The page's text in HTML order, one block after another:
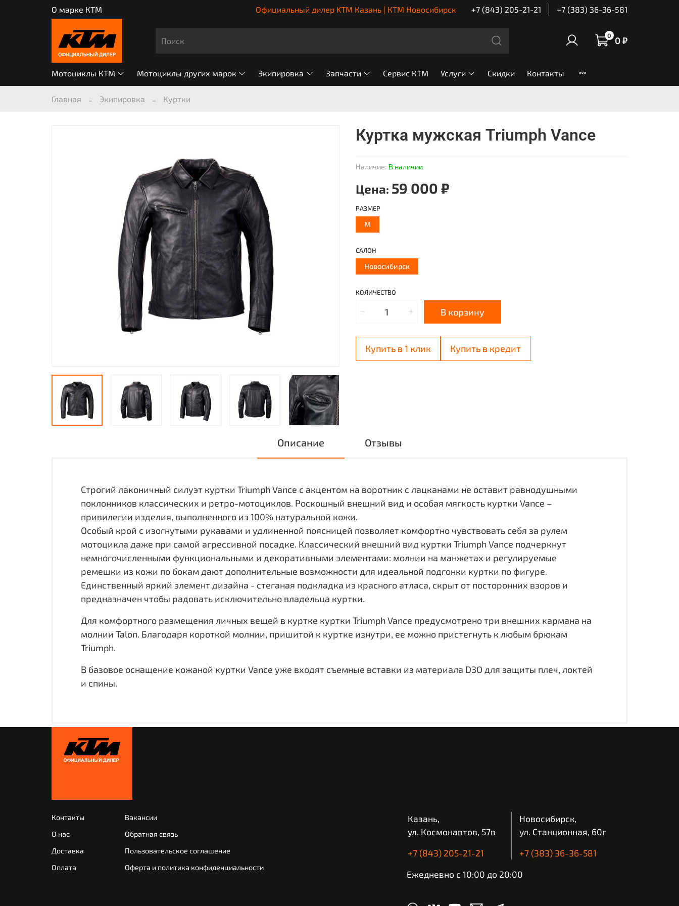
О марке КТМ Официальный дилер KTM Казань | КТМ Новосибирск +7 (843) 205-21-21 +7 (383) 36-36-581
0 0 ₽
Мотоциклы КТМ Мотоциклы других марок Экипировка Запчасти Сервис КТМ Услуги Скидки Контакты
Главная Экипировка Куртки
Наличие: В наличии
Куртка мужская Triumph Vance
Цена: 59 000 ₽
КОЛИЧЕСТВО
В корзину
Купить в 1 клик Купить в кредит
РАЗМЕР
M
САЛОН
Новосибирск
Описание Отзывы
Строгий лаконичный силуэт куртки Triumph Vance с акцентом на воротник с лацканами не оставит равнодушными
поклонников классических и ретро-мотоциклов. Роскошный внешний вид и особая мягкость куртки Vance –
привилегии изделия, выполненного из 100% натуральной кожи.
Особый крой с изогнутыми рукавами и удлиненной поясницей позволяет комфортно чувствовать себя за рулем
мотоцикла даже при самой агрессивной посадке. Классический внешний вид куртки Triumph Vance подчеркнут
немногочисленными функциональными и декоративными элементами: молнии на манжетах и регулируемые
ремешки из кожи по бокам дают дополнительные возможности для идеальной подгонки куртки по фигуре.
Единственный яркий элемент дизайна - стеганая подкладка из красного атласа, скрыт от посторонних взоров и
предназначен чтобы радовать исключительно владельца куртки.
Для комфортного размещения личных вещей в куртке куртки Triumph Vance предусмотрено три внешних кармана на
молнии Talon. Благодаря короткой молнии, пришитой к куртке изнутри, ее можно пристегнуть к любым брюкам
Triumph.
В базовое оснащение кожаной куртки Vance уже входят съемные вставки из материала D3O для защиты плеч, локтей
и спины.
Контакты
О нас
Доставка
Оплата
Вакансии
Обратная связь
Пользовательское соглашение
Оферта и политика конфиденциальности
Казань,
ул. Космонавтов, 57в
+7 (843) 205-21-21
Новосибирск,
ул. Станционная, 60г
+7 (383) 36-36-581
Ежедневно с 10:00 до 20:00